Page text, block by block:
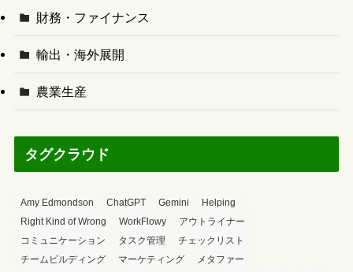
財務・ファイナンス
輸出・海外展開
農業生産
タグクラウド
Amy Edmondson ChatGPT Gemini
Helping
Right Kind of Wrong
WorkFlowy
アウトライナー
コミュニケーション
タスク管理
チェックリスト
チームビルディング
マーケティング
メタファー